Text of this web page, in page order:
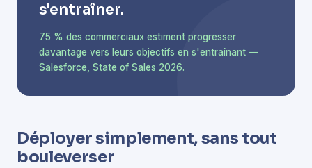
s'entraîner.
75 % des commerciaux estiment progresser
davantage vers leurs objectifs en s'entraînant —
Salesforce, State of Sales 2026.
Déployer simplement, sans tout
bouleverser